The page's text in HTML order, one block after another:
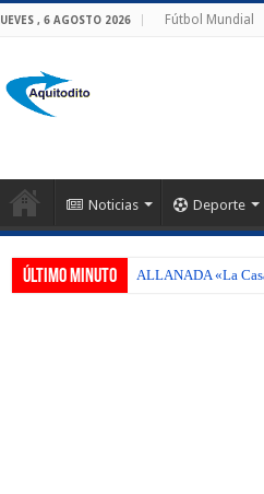
JUEVES , 6 AGOSTO 2026 Fútbol Mundial
Noticias Deporte
Último Minuto ALLANADA «La
Así operaba la